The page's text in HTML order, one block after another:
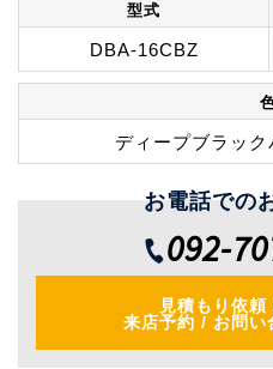
型式
DBA-16CBZ
ディープブラッ
お電話での
092-
見積もり依
来店予約 / お問い